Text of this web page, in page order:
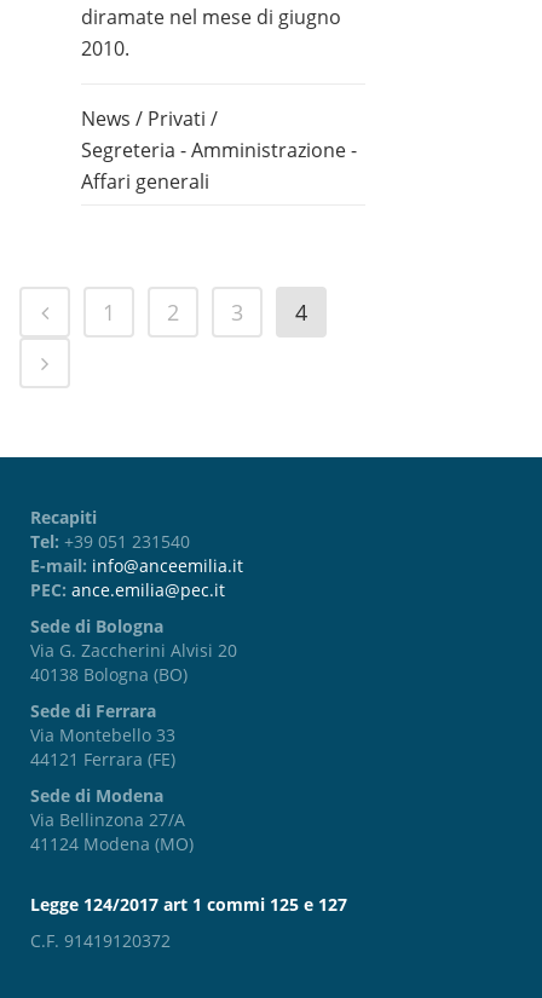
diramate nel mese di giugno
2010.
News / Privati /
Segreteria - Amministrazione -
Affari generali
1 2 3 4
Recapiti
Tel: +39 051 231540
E-mail: info@anceemilia.it
PEC: ance.emilia@pec.it
Sede di Bologna
Via G. Zaccherini Alvisi 20
40138 Bologna (BO)
Sede di Ferrara
Via Montebello 33
44121 Ferrara (FE)
Sede di Modena
Via Bellinzona 27/A
41124 Modena (MO)
Legge 124/2017 art 1 commi 125 e 127
C.F. 91419120372